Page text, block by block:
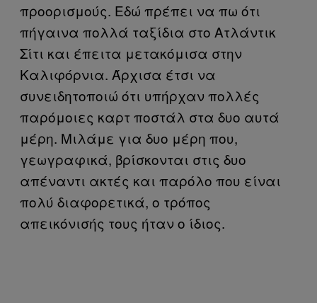
προορισμούς. Εδώ πρέπει να πω ότι
πήγαινα πολλά ταξίδια στο Ατλάντικ
Σίτι και έπειτα μετακόμισα στην
Καλιφόρνια. Άρχισα έτσι να
συνειδητοποιώ ότι υπήρχαν πολλές
παρόμοιες καρτ ποστάλ στα δυο αυτά
μέρη. Μιλάμε για δυο μέρη που,
γεωγραφικά, βρίσκονται στις δυο
απέναντι ακτές και παρόλο που είναι
πολύ διαφορετικά, ο τρόπος
απεικόνισής τους ήταν ο ίδιος.